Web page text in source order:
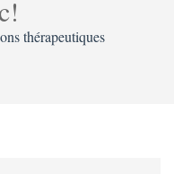
thérapeutiques